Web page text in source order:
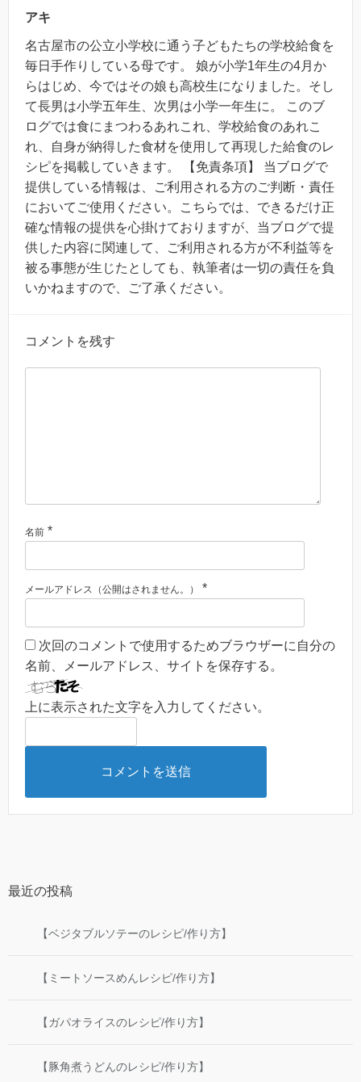
アキ
名古屋市の公立小学校に通う子どもたちの学校給食を
毎日手作りしている母です。 娘が小学1年生の4月か
らはじめ、今ではその娘も高校生になりました。そし
て長男は小学五年生、次男は小学一年生に。 このブ
ログでは食にまつわるあれこれ、学校給食のあれこ
れ、自身が納得した食材を使用して再現した給食のレ
シピを掲載していきます。 【免責条項】 当ブログで
提供している情報は、ご利用される方のご判断・責任
においてご使用ください。こちらでは、できるだけ正
確な情報の提供を心掛けておりますが、当ブログで提
供した内容に関連して、ご利用される方が不利益等を
被る事態が生じたとしても、執筆者は一切の責任を負
いかねますので、ご了承ください。
コメントを残す
名前 *
メールアドレス（公開はされません。） *
次回のコメントで使用するためブラウザーに自分の
名前、メールアドレス、サイトを保存する。
上に表示された文字を入力してください。
最近の投稿
【ベジタブルソテーのレシピ/作り方】
【ミートソースめんレシピ/作り方】
【ガパオライスのレシピ/作り方】
【豚角煮うどんのレシピ/作り方】